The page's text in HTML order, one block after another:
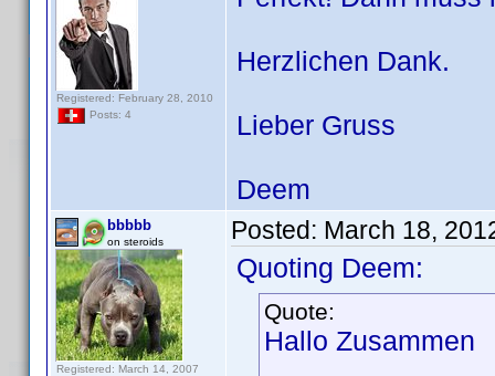
Registered: February 28, 2010
Posts: 4
Herzlichen Dank.
Lieber Gruss
Deem
bbbbb
on steroids
Registered: March 14, 2007
Posted: March 18,
Quoting Deem:
Quote:
Hallo Zusammen